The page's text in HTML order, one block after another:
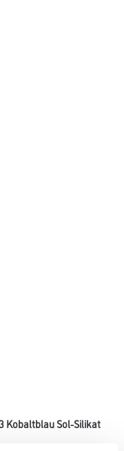
Kobaltblau Sol-Silikat